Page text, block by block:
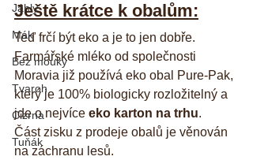
Jáhly
Mák
Bez mouky
Tvaroh
Cizrna
Tuňák
Ještě krátce k obalům:
Teď frčí být eko a je to jen dobře.
Farmářské mléko od společnosti
Moravia již používá eko obal Pure-Pak,
který je 100% biologicky rozložitelný a
jde o nejvíce eko karton na trhu.
Část zisku z prodeje obalů je věnován
na záchranu lesů.